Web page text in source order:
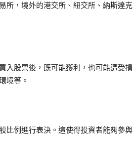
所，境外的港交所、紐交所、納斯達克
入股票後，既可能獲利，也可能遭受損
境等。
比例進行表決。這使得投資者能夠參與